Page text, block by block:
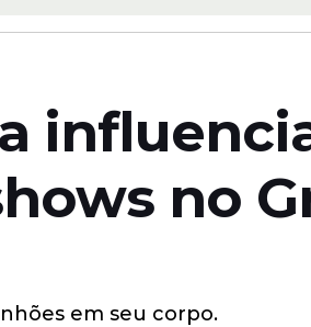
no
em seu corpo.